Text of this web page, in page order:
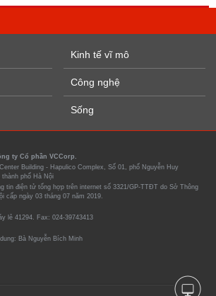
Kinh tế vĩ mô
Công nghệ
Sống
ty Cổ phần VCCorp.
Building - Hapulico Complex, Số 01, phố Nguyễn Huy
phố Hà Nội
tin điện tử tổng hợp trên internet số 3321/GP-TTĐT do Sở Thông
cấp ngày 03 tháng 07 năm 2019.
lẻ 41294. Fax: 024-39743413
Bà Nguyễn Bích Minh